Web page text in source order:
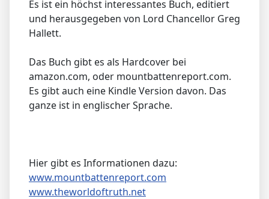
Es ist ein höchst interessantes Buch, editiert
und herausgegeben von Lord Chancellor Greg
Hallett.
Das Buch gibt es als Hardcover bei
amazon.com, oder mountbattenreport.com.
Es gibt auch eine Kindle Version davon. Das
ganze ist in englischer Sprache.
Hier gibt es Informationen dazu:
www.mountbattenreport.com
www.theworldoftruth.net